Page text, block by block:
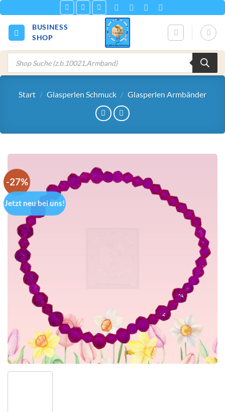
Inhalt
springen
BUSINESS
SHOP
Products
search
Start / Glasperlen Schmuck / Glasperlen Armbänder
-27%
Jetzt neu bei uns!